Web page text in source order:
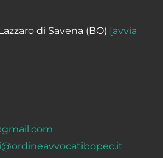
di Savena (BO) [avvia